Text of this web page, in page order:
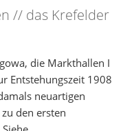
// das Krefelder
die Markthallen I
Entstehungszeit 1908
neuartigen
den ersten